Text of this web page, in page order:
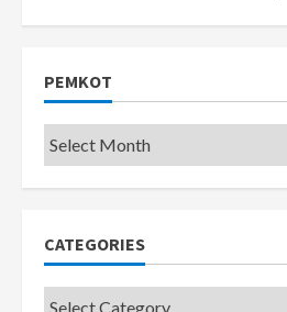
PEMKOT
Pemkot
CATEGORIES
Categories